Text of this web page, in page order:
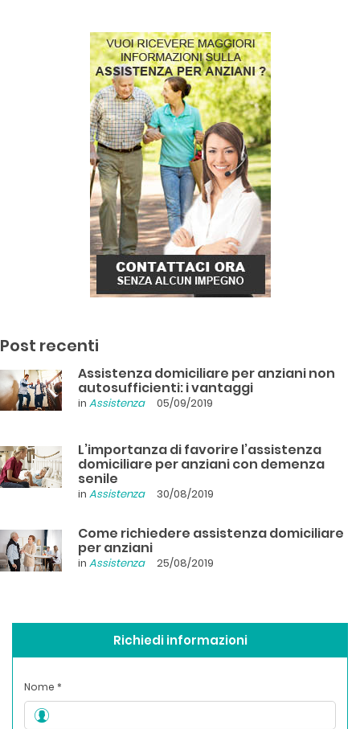
Post recenti
Assistenza domiciliare per anziani non
autosufficienti: i vantaggi
in Assistenza 05/09/2019
L’importanza di favorire l’assistenza
domiciliare per anziani con demenza
senile
in Assistenza 30/08/2019
Come richiedere assistenza domiciliare
per anziani
in Assistenza 25/08/2019
Richiedi informazioni
Nome *